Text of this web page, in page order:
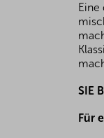
SIE
Für